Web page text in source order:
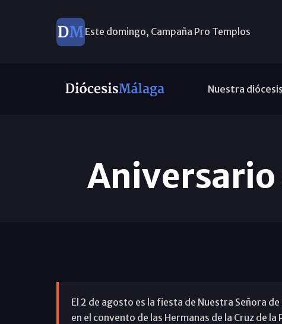
Este domingo, Campaña Pro Templos
Nuestra diócesis
Aniversario
El 2 de agosto es la fiesta de Nuestra Señora
en el convento de las Hermanas de la Cruz de